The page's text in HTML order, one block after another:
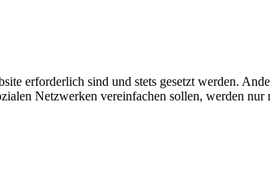
erforderlich sind und stets gesetzt werden.
Netzwerken vereinfachen sollen, werden nur